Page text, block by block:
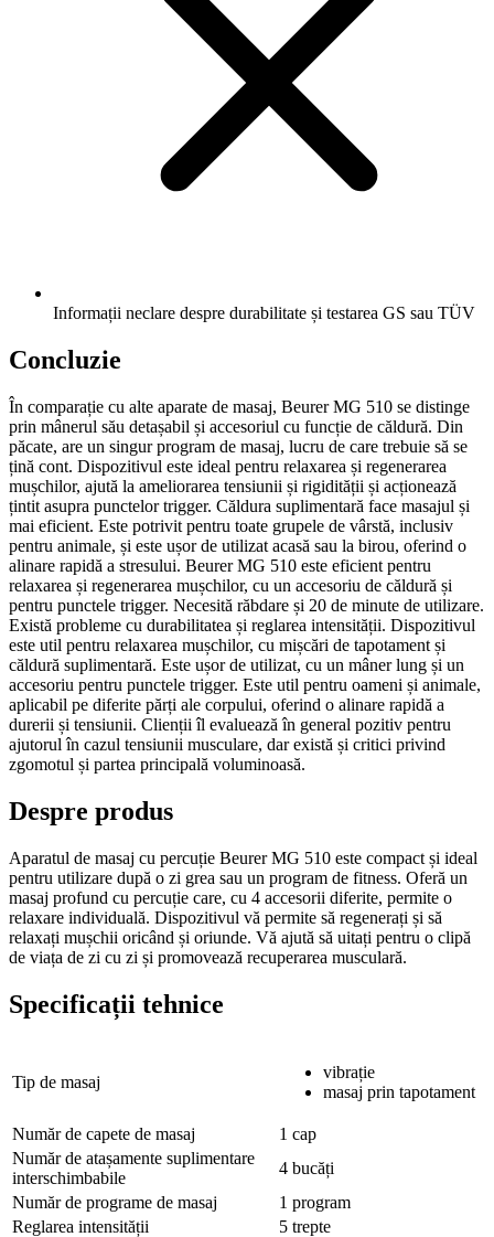
Informații neclare despre durabilitate și testarea GS sau TÜV
Concluzie
În comparație cu alte aparate de masaj, Beurer MG 510 se distinge
prin mânerul său detașabil și accesoriul cu funcție de căldură. Din
păcate, are un singur program de masaj, lucru de care trebuie să se
țină cont. Dispozitivul este ideal pentru relaxarea și regenerarea
mușchilor, ajută la ameliorarea tensiunii și rigidității și acționează
țintit asupra punctelor trigger. Căldura suplimentară face masajul și
mai eficient. Este potrivit pentru toate grupele de vârstă, inclusiv
pentru animale, și este ușor de utilizat acasă sau la birou, oferind o
alinare rapidă a stresului. Beurer MG 510 este eficient pentru
relaxarea și regenerarea mușchilor, cu un accesoriu de căldură și
pentru punctele trigger. Necesită răbdare și 20 de minute de utilizare.
Există probleme cu durabilitatea și reglarea intensității. Dispozitivul
este util pentru relaxarea mușchilor, cu mișcări de tapotament și
căldură suplimentară. Este ușor de utilizat, cu un mâner lung și un
accesoriu pentru punctele trigger. Este util pentru oameni și animale,
aplicabil pe diferite părți ale corpului, oferind o alinare rapidă a
durerii și tensiunii. Clienții îl evaluează în general pozitiv pentru
ajutorul în cazul tensiunii musculare, dar există și critici privind
zgomotul și partea principală voluminoasă.
Despre produs
Aparatul de masaj cu percuție Beurer MG 510 este compact și ideal
pentru utilizare după o zi grea sau un program de fitness. Oferă un
masaj profund cu percuție care, cu 4 accesorii diferite, permite o
relaxare individuală. Dispozitivul vă permite să regenerați și să
relaxați mușchii oricând și oriunde. Vă ajută să uitați pentru o clipă
de viața de zi cu zi și promovează recuperarea musculară.
Specificații tehnice
Tip de masaj
vibrație
masaj prin tapotament
Număr de capete de masaj
1 cap
Număr de atașamente suplimentare
interschimbabile
4 bucăți
Număr de programe de masaj
1 program
Reglarea intensității
5 trepte